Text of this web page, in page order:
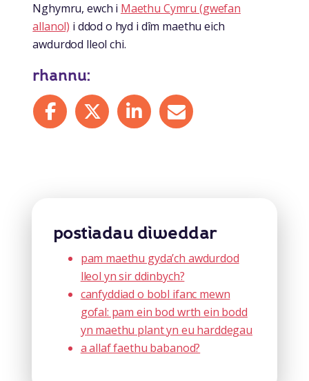
Nghymru, ewch i Maethu Cymru (gwefan
allanol) i ddod o hyd i dîm maethu eich
awdurdod lleol chi.
rhannu:
Share on Facebook
Share on XShare on LinkedIn
Share by mail
postiadau diweddar
pam maethu gyda’ch awdurdod
lleol yn sir ddinbych?
canfyddiad o bobl ifanc mewn
gofal: pam ein bod wrth ein bodd
yn maethu plant yn eu harddegau
a allaf faethu babanod?